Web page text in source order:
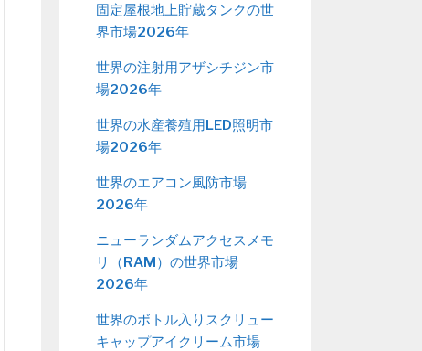
固定屋根地上貯蔵タンクの世
界市場2026年
世界の注射用アザシチジン市
場2026年
世界の水産養殖用LED照明市
場2026年
世界のエアコン風防市場
2026年
ニューランダムアクセスメモ
リ（RAM）の世界市場
2026年
世界のボトル入りスクリュー
キャップアイクリーム市場